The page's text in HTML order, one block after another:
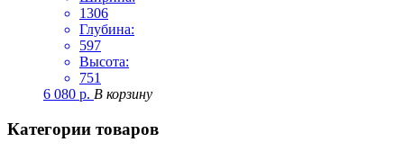
1306
Глубина:
597
Высота:
751
6 080 р. В корзину
Категории товаров